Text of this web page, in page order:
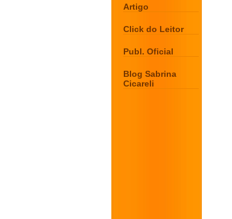
Artigo
Click do Leitor
Publ. Oficial
Blog Sabrina
Cicareli